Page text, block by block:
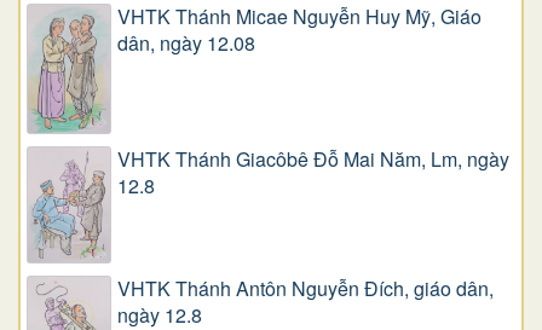
VHTK Thánh Micae Nguyễn Huy Mỹ, Giáo
dân, ngày 12.08
VHTK Thánh Giacôbê Ðỗ Mai Năm, Lm, ngày
12.8
VHTK Thánh Antôn Nguyễn Ðích, giáo dân,
ngày 12.8